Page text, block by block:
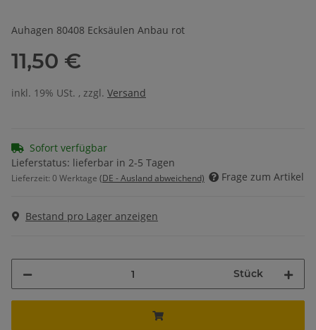
Auhagen 80408 Ecksäulen Anbau rot
11,50 €
inkl. 19% USt. , zzgl. Versand
Sofort verfügbar
Lieferstatus: lieferbar in 2-5 Tagen
Lieferzeit: 0 Werktage (DE - Ausland abweichend) Frage zum Artikel
Bestand pro Lager anzeigen
Stück